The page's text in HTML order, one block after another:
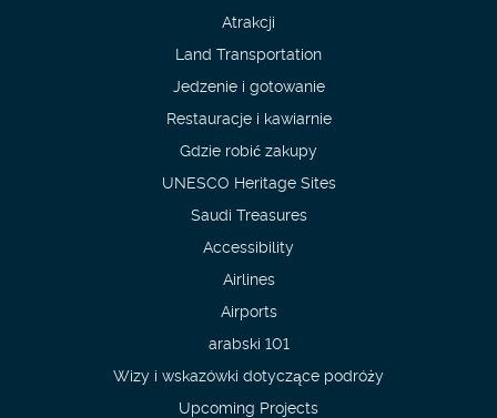
Atrakcji
Land Transportation
Jedzenie i gotowanie
Restauracje i kawiarnie
Gdzie robić zakupy
UNESCO Heritage Sites
Saudi Treasures
Accessibility
Airlines
Airports
arabski 101
Wizy i wskazówki dotyczące podróży
Upcoming Projects